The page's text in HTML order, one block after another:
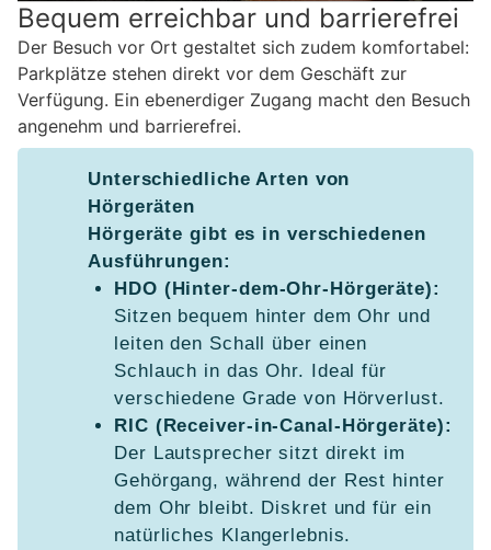
Bequem erreichbar und barrierefrei
Der Besuch vor Ort gestaltet sich zudem komfortabel:
Parkplätze stehen direkt vor dem Geschäft zur
Verfügung. Ein ebenerdiger Zugang macht den Besuch
angenehm und barrierefrei.
Unterschiedliche Arten von
Hörgeräten
Hörgeräte gibt es in verschiedenen
Ausführungen:
HDO (Hinter-dem-Ohr-Hörgeräte):
Sitzen bequem hinter dem Ohr und
leiten den Schall über einen
Schlauch in das Ohr. Ideal für
verschiedene Grade von Hörverlust.
RIC (Receiver-in-Canal-Hörgeräte):
Der Lautsprecher sitzt direkt im
Gehörgang, während der Rest hinter
dem Ohr bleibt. Diskret und für ein
natürliches Klangerlebnis.